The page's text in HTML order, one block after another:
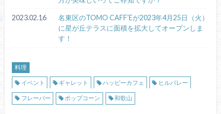
2023.02.16
名東区のTOMO CAFF’Eが2023年4月25日（火）
に星が丘テラスに面積を拡大してオープンしま
す！
料理
イベント
ギャレット ハッピーカフェ ヒルバレー
フレーバー ポップコーン 和歌山